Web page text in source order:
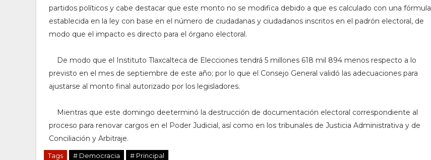
partidos políticos y cabe destacar que este monto no se modifica debido a que es calculado con una fórmula
establecida en la ley con base en el número de ciudadanas y ciudadanos inscritos en el padrón electoral, de
modo que el impacto es directo para el órgano electoral.
De modo que el Instituto Tlaxcalteca de Elecciones tendrá 5 millones 618 mil 894 menos respecto a lo
previsto en el mes de septiembre de este año; por lo que el Consejo General validó las adecuaciones para
ajustarse al monto final autorizado por los legisladores.
Mientras que este domingo deeterminó la destrucción de documentación electoral correspondiente al
proceso para renovar cargos en el Poder Judicial, así como en los tribunales de Justicia Administrativa y de
Conciliación y Arbitraje.
Tags # Democracia # Principal